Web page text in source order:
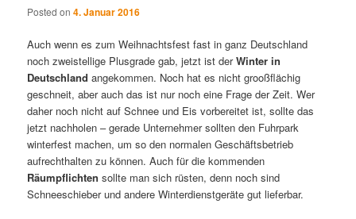
Posted on4. Januar 2016
Auch wenn es zum Weihnachtsfest fast in ganz Deutschland
noch zweistellige Plusgrade gab, jetzt ist derWinter in
Deutschland angekommen. Noch hat es nicht grooßflächig
geschneit, aber auch das ist nur noch eine Frage der Zeit. Wer
daher noch nicht auf Schnee und Eis vorbereitet ist, sollte das
jetzt nachholen – gerade Unternehmer sollten den Fuhrpark
winterfest machen, um so den normalen Geschäftsbetrieb
aufrechthalten zu können. Auch für die kommenden
Räumpflichten sollte man sich rüsten, denn noch sind
Schneeschieber und andere Winterdienstgeräte gut lieferbar.